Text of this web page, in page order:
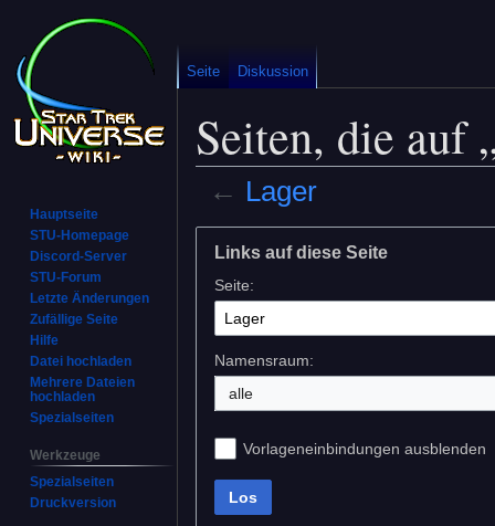
Seiten, die auf
← Lager
Navigation
springen
Suche
springen
Links auf diese Seite
Seite:
Namensraum:
alle
Vorlageneinbindungen ausblenden
Los
Seite Diskussion
Hauptseite
STU-Homepage
Discord-Server
STU-Forum
Letzte Änderungen
Zufällige Seite
Hilfe
Datei hochladen
Mehrere Dateien
hochladen
Spezialseiten
Werkzeuge
Spezialseiten
Druckversion